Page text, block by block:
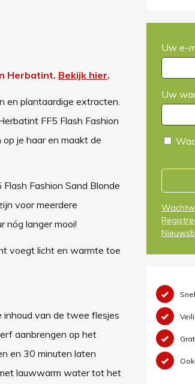
Herbatint. Bekijk hier.
en plantaardige extracten.
FF5 Flash Fashion
je haar en maakt de
Fashion Sand Blonde
voor meerdere
nóg langer mooi!
voegt licht en warmte toe
inhoud van de twee flesjes
aanbrengen op het
en 30 minuten laten
lauwwarm water tot het
Uw e-
Uw